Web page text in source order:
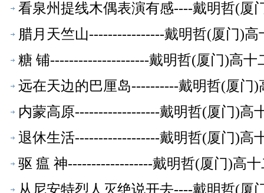
看泉州提线木偶表演有感----戴明哲(厦
腊月天竺山----------------戴明哲(厦门)
糖 铺---------------------戴明哲(厦门)高
远在天边的巴厘岛----------戴明哲(厦门
内蒙高原------------------戴明哲(厦门)高
退休生活------------------戴明哲(厦门)高
驱 瘟 神------------------戴明哲(厦门)高
从尼安特烈人灭绝说开去----戴明哲(厦